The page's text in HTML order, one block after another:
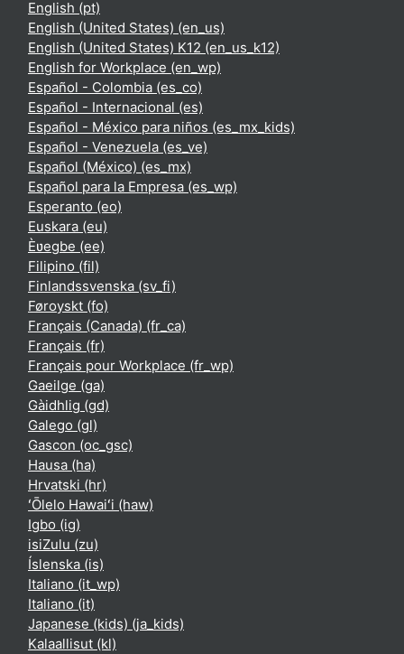
English ‎(pt)‎
English (United States) ‎(en_us)‎
English (United States) K12 ‎(en_us_k12)‎
English for Workplace ‎(en_wp)‎
Español - Colombia ‎(es_co)‎
Español - Internacional ‎(es)‎
Español - México para niños ‎(es_mx_kids)‎
Español - Venezuela ‎(es_ve)‎
Español (México) ‎(es_mx)‎
Español para la Empresa ‎(es_wp)‎
Esperanto ‎(eo)‎
Euskara ‎(eu)‎
Èʋegbe ‎(ee)‎
Filipino ‎(fil)‎
Finlandssvenska ‎(sv_fi)‎
Føroyskt ‎(fo)‎
Français (Canada) ‎(fr_ca)‎
Français ‎(fr)‎
Français pour Workplace ‎(fr_wp)‎
Gaeilge ‎(ga)‎
Gàidhlig ‎(gd)‎
Galego ‎(gl)‎
Gascon ‎(oc_gsc)‎
Hausa ‎(ha)‎
Hrvatski ‎(hr)‎
ʻŌlelo Hawaiʻi ‎(haw)‎
Igbo ‎(ig)‎
isiZulu ‎(zu)‎
Íslenska ‎(is)‎
Italiano ‎(it_wp)‎
Italiano ‎(it)‎
Japanese (kids) ‎(ja_kids)‎
Kalaallisut ‎(kl)‎